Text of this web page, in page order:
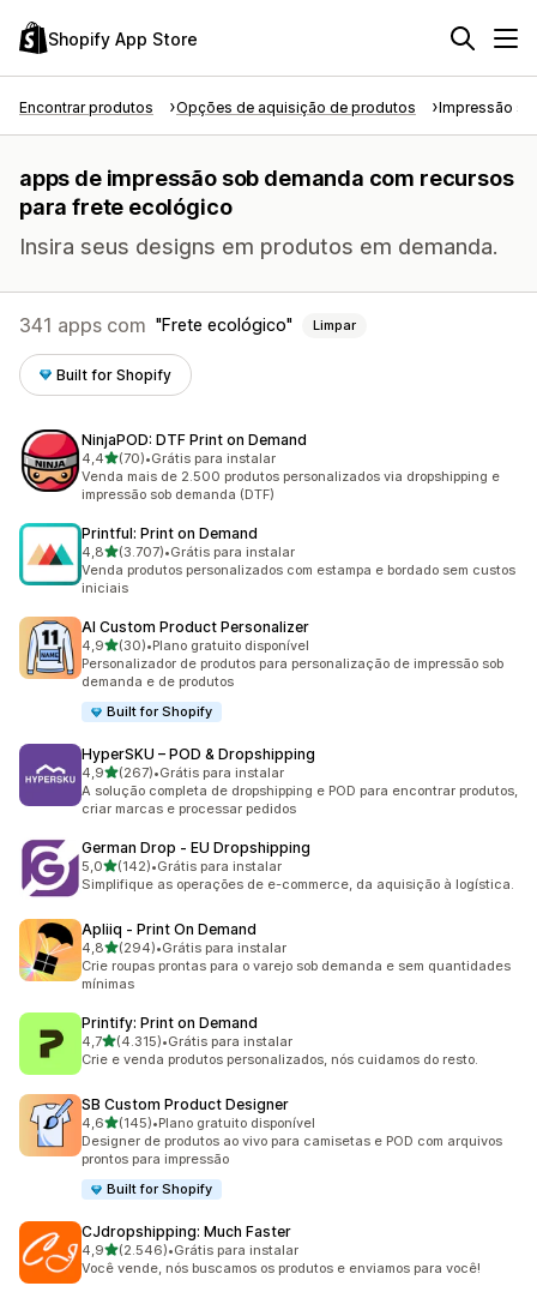
Shopify App Store
Encontrar produtos Opções de aquisição de produtos Impressão
apps de impressão sob demanda com recursos
para frete ecológico
Insira seus designs em produtos em demanda.
341 apps com Frete ecológico Limpar
Built for Shopify
NinjaPOD: DTF Print on Demand
4,4de 5 estrelas
(70)
70 avaliações ao todo
•Grátis para instalar
Venda mais de 2.500 produtos personalizados via dropshipping e
impressão sob demanda (DTF)
Printful: Print on Demand
4,8de 5 estrelas
(3.707)
3707 avaliações ao todo
•Grátis para instalar
Venda produtos personalizados com estampa e bordado sem custos
iniciais
AI Custom Product Personalizer
4,9de 5 estrelas
(30)
30 avaliações ao todo
•Plano gratuito disponível
Personalizador de produtos para personalização de impressão sob
demanda e de produtos
Built for Shopify
HyperSKU – POD & Dropshipping
4,9de 5 estrelas
(267)
267 avaliações ao todo
•Grátis para instalar
A solução completa de dropshipping e POD para encontrar produtos,
criar marcas e processar pedidos
German Drop ‑ EU Dropshipping
5,0de 5 estrelas
(142)
142 avaliações ao todo
•Grátis para instalar
Simplifique as operações de e-commerce, da aquisição à logística.
Apliiq ‑ Print On Demand
4,8de 5 estrelas
(294)
294 avaliações ao todo
•Grátis para instalar
Crie roupas prontas para o varejo sob demanda e sem quantidades
mínimas
Printify: Print on Demand
4,7de 5 estrelas
(4.315)
4315 avaliações ao todo
•Grátis para instalar
Crie e venda produtos personalizados, nós cuidamos do resto.
SB Custom Product Designer
4,6de 5 estrelas
(145)
145 avaliações ao todo
•Plano gratuito disponível
Designer de produtos ao vivo para camisetas e POD com arquivos
prontos para impressão
Built for Shopify
CJdropshipping: Much Faster
4,9de 5 estrelas
(2.546)
2546 avaliações ao todo
•Grátis para instalar
Você vende, nós buscamos os produtos e enviamos para você!